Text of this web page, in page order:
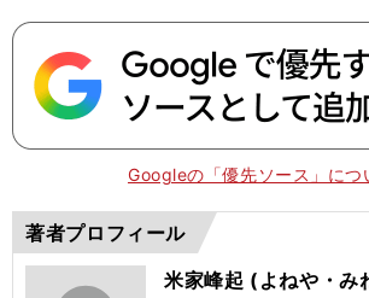
Googleの「優先ソース」につ
著者プロフィール
米家峰起 (よねや・み